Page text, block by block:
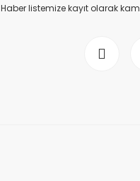
Haber listemize kayıt olarak